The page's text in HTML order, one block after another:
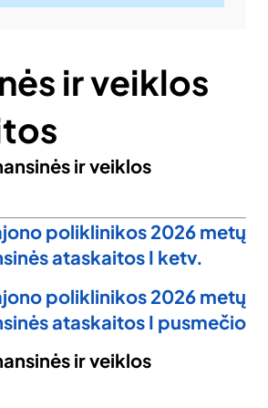
ir veiklos
ir veiklos
poliklinikos 2026 metų
ataskaitos I ketv.
poliklinikos 2026 metų
ataskaitos I pusmečio
ir veiklos